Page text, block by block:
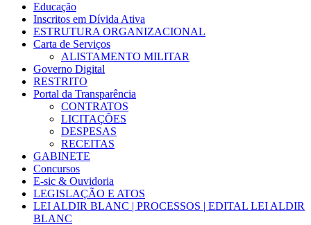
Educação
Inscritos em Dívida Ativa
ESTRUTURA ORGANIZACIONAL
Carta de Serviços
ALISTAMENTO MILITAR
Governo Digital
RESTRITO
Portal da Transparência
CONTRATOS
LICITAÇÕES
DESPESAS
RECEITAS
GABINETE
Concursos
E-sic & Ouvidoria
LEGISLAÇÃO E ATOS
LEI ALDIR BLANC | PROCESSOS | EDITAL LEI ALDIR
BLANC